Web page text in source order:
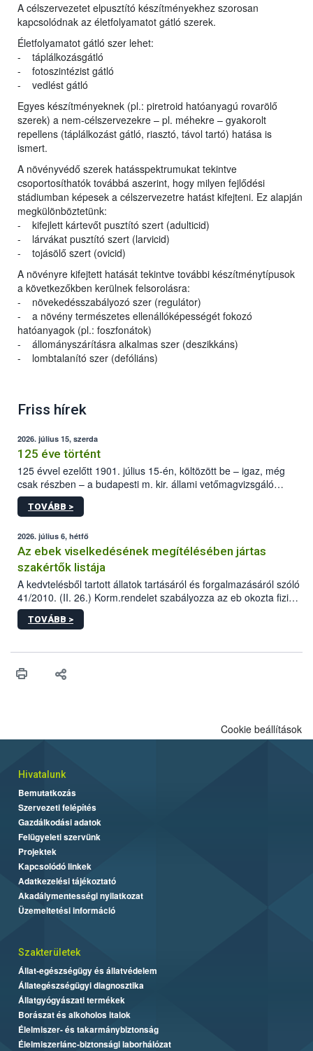
A célszervezetet elpusztító készítményekhez szorosan
kapcsolódnak az életfolyamatot gátló szerek.
Életfolyamatot gátló szer lehet:
- táplálkozásgátló
- fotoszintézist gátló
- vedlést gátló
Egyes készítményeknek (pl.: piretroid hatóanyagú rovarölő
szerek) a nem-célszervezekre – pl. méhekre – gyakorolt
repellens (táplálkozást gátló, riasztó, távol tartó) hatása is
ismert.
A növényvédő szerek hatásspektrumukat tekintve
csoportosíthatók továbbá aszerint, hogy milyen fejlődési
stádiumban képesek a célszervezetre hatást kifejteni. Ez alapján
megkülönböztetünk:
- kifejlett kártevőt pusztító szert (adulticid)
- lárvákat pusztító szert (larvicid)
- tojásölő szert (ovicid)
A növényre kifejtett hatását tekintve további készítménytípusok
a következőkben kerülnek felsorolásra:
- növekedésszabályozó szer (regulátor)
- a növény természetes ellenállóképességét fokozó
hatóanyagok (pl.: foszfonátok)
- állományszárításra alkalmas szer (deszikkáns)
- lombtalanító szer (defóliáns)
Friss hírek
2026. július 15, szerda
125 éve történt
125 évvel ezelőtt 1901. július 15-én, költözött be – igaz, még
csak részben – a budapesti m. kir. állami vetőmagvizsgáló
állomás a Kis Rókus utca 15. szám alatti, Czigler Győző által
tervezett új épületébe.
TOVÁBB >
2026. július 6, hétfő
Az ebek viselkedésének megítélésében jártas
szakértők listája
A kedvtelésből tartott állatok tartásáról és forgalmazásáról szóló
41/2010. (II. 26.) Korm.rendelet szabályozza az eb okozta fizikai
sérülés, illetve ennek veszélye keletkezésekor felmerülő
hatósági feladatokat, valamint a veszélyes eb tartását és annak
vonni az ebek viselkedésének megítélésében jártas szakértőt.
TOVÁBB >
Cookie beállítások
Hivatalunk
Bemutatkozás
Szervezeti felépítés
Gazdálkodási adatok
Felügyeleti szervünk
Projektek
Kapcsolódó linkek
Adatkezelési tájékoztató
Akadálymentességi nyilatkozat
Üzemeltetési információ
Szakterületek
Állat-egészségügy és állatvédelem
Állategészségügyi diagnosztika
Állatgyógyászati termékek
Borászat és alkoholos italok
Élelmiszer- és takarmánybiztonság
Élelmiszerlánc-biztonsági laborhálózat